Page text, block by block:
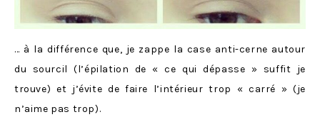
… à la différence que, je zappe la case anti-cerne autour
du sourcil (l’épilation de « ce qui dépasse » suffit je
trouve) et j’évite de faire l’intérieur trop « carré » (je
n’aime pas trop).